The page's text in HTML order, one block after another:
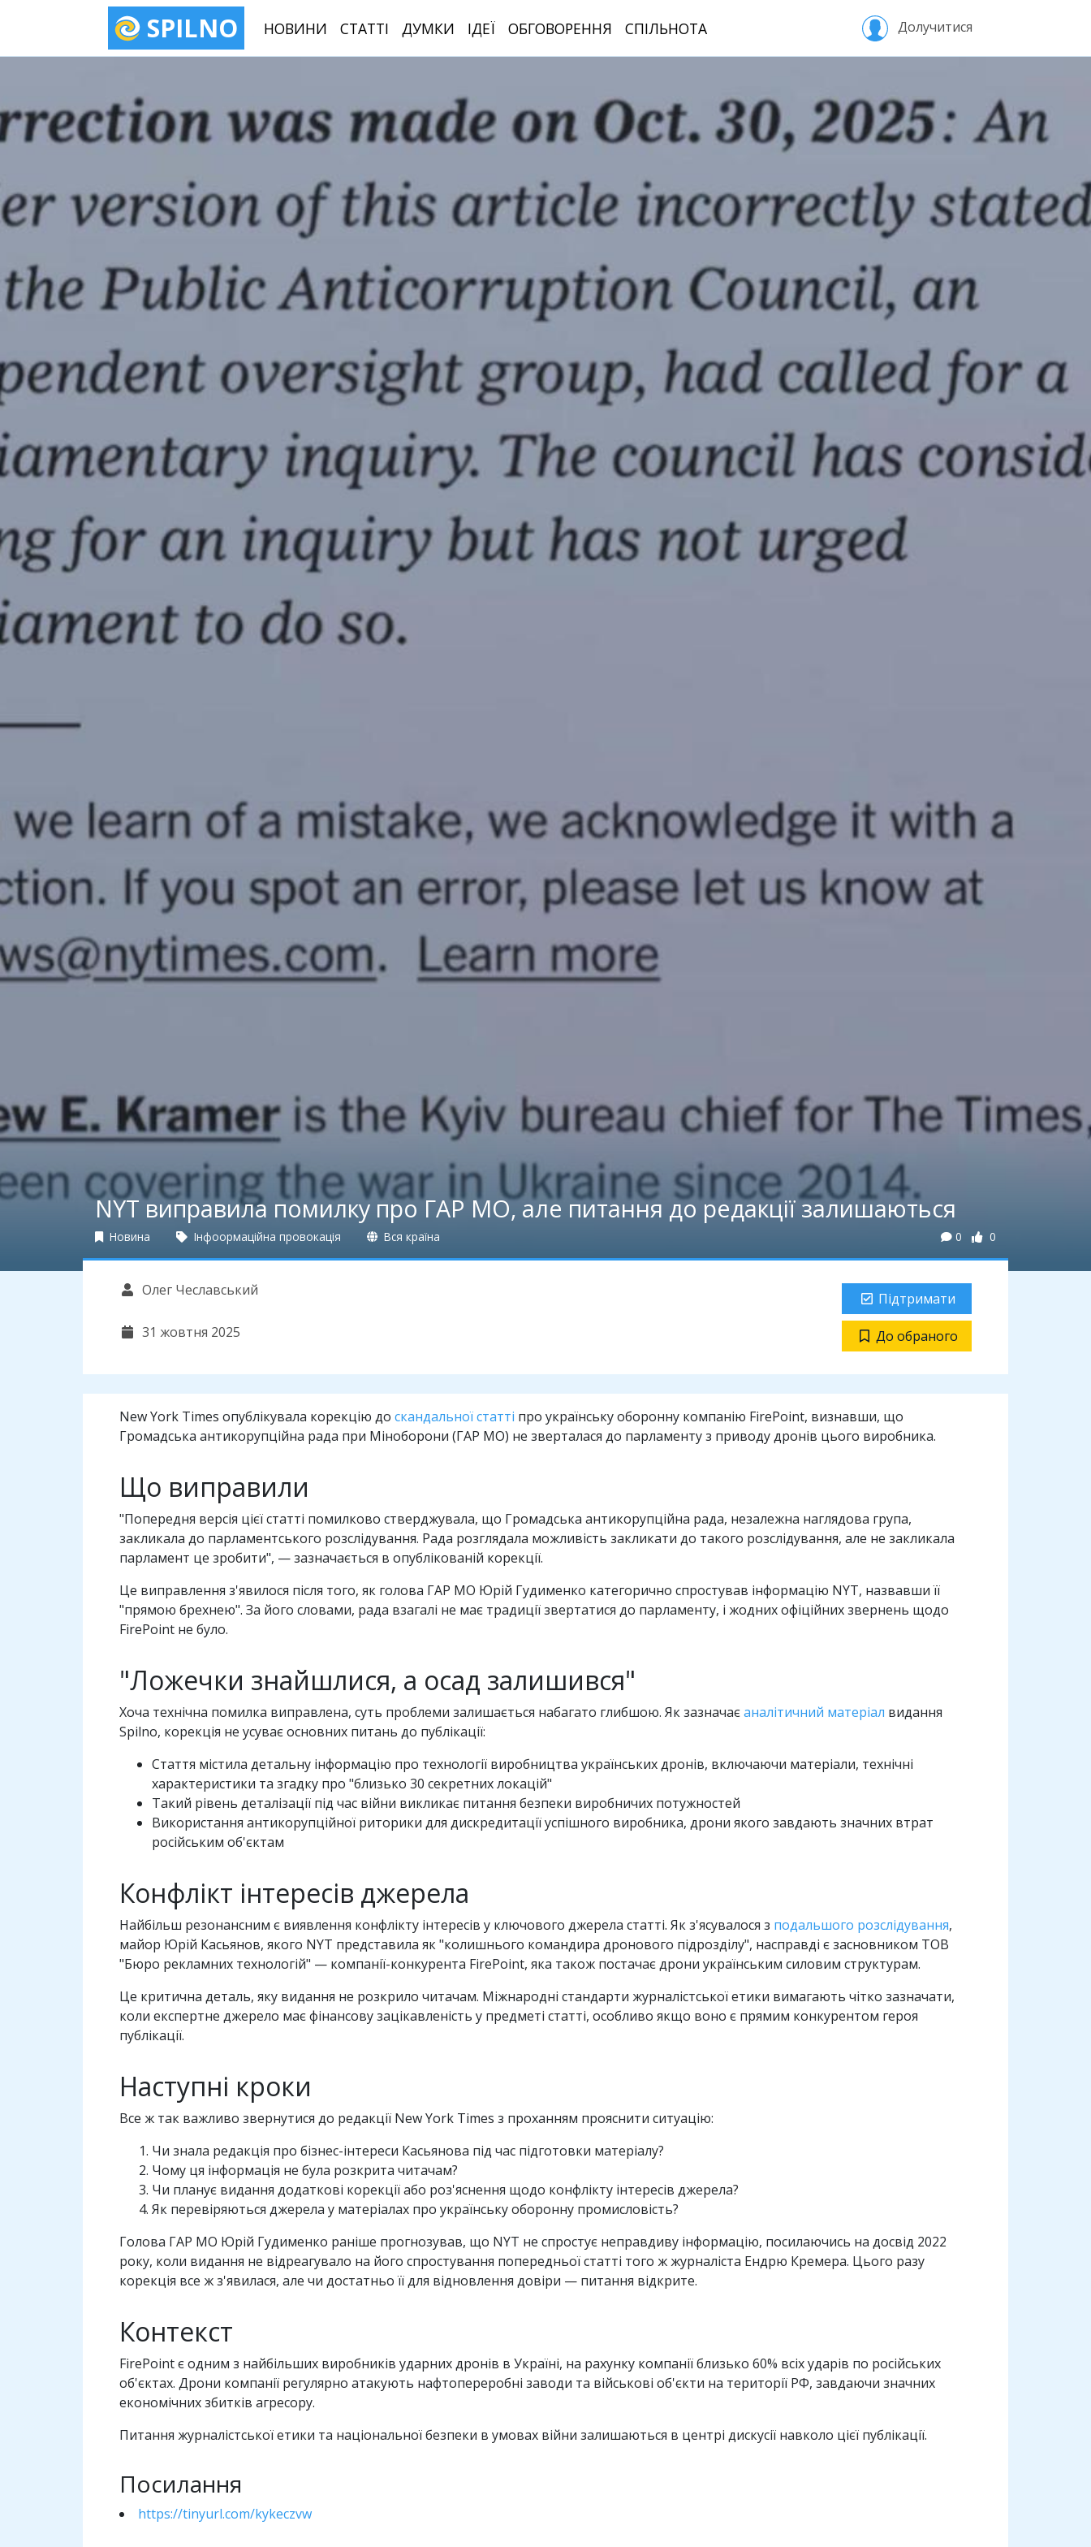
SPILNO НОВИНИ СТАТТІ ДУМКИ ІДЕЇ ОБГОВОРЕННЯ СПІЛЬНОТА Долучитися
NYT виправила помилку про ГАР МО, але питання до редакції залишаються
Новина Інфоормаційна провокація Вся країна 0 0
Олег Чеславський
31 жовтня 2025
Підтримати
До обраного
New York Times опублікувала корекцію до скандальної статті про українську оборонну компанію FirePoint, визнавши, що
Громадська антикорупційна рада при Міноборони (ГАР МО) не зверталася до парламенту з приводу дронів цього виробника.
Що виправили
"Попередня версія цієї статті помилково стверджувала, що Громадська антикорупційна рада, незалежна наглядова група,
закликала до парламентського розслідування. Рада розглядала можливість закликати до такого розслідування, але не закликала
парламент це зробити", — зазначається в опублікованій корекції.
Це виправлення з'явилося після того, як голова ГАР МО Юрій Гудименко категорично спростував інформацію NYT, назвавши її
"прямою брехнею". За його словами, рада взагалі не має традиції звертатися до парламенту, і жодних офіційних звернень щодо
FirePoint не було.
"Ложечки знайшлися, а осад залишився"
Хоча технічна помилка виправлена, суть проблеми залишається набагато глибшою. Як зазначаєаналітичний матеріал видання
Spilno, корекція не усуває основних питань до публікації:
Стаття містила детальну інформацію про технології виробництва українських дронів, включаючи матеріали, технічні
характеристики та згадку про "близько 30 секретних локацій"
Такий рівень деталізації під час війни викликає питання безпеки виробничих потужностей
Використання антикорупційної риторики для дискредитації успішного виробника, дрони якого завдають значних втрат
російським об'єктам
Конфлікт інтересів джерела
Найбільш резонансним є виявлення конфлікту інтересів у ключового джерела статті. Як з'ясувалося з подальшого розслідування,
майор Юрій Касьянов, якого NYT представила як "колишнього командира дронового підрозділу", насправді є засновником ТОВ
"Бюро рекламних технологій" — компанії-конкурента FirePoint, яка також постачає дрони українським силовим структурам.
Це критична деталь, яку видання не розкрило читачам. Міжнародні стандарти журналістської етики вимагають чітко зазначати,
коли експертне джерело має фінансову зацікавленість у предметі статті, особливо якщо воно є прямим конкурентом героя
публікації.
Наступні кроки
Все ж так важливо звернутися до редакції New York Times з проханням прояснити ситуацію:
Чи знала редакція про бізнес-інтереси Касьянова під час підготовки матеріалу?
Чому ця інформація не була розкрита читачам?
Чи планує видання додаткові корекції або роз'яснення щодо конфлікту інтересів джерела?
Як перевіряються джерела у матеріалах про українську оборонну промисловість?
Голова ГАР МО Юрій Гудименко раніше прогнозував, що NYT не спростує неправдиву інформацію, посилаючись на досвід 2022
року, коли видання не відреагувало на його спростування попередньої статті того ж журналіста Ендрю Кремера. Цього разу
корекція все ж з'явилася, але чи достатньо її для відновлення довіри — питання відкрите.
Контекст
FirePoint є одним з найбільших виробників ударних дронів в Україні, на рахунку компанії близько 60% всіх ударів по російських
об'єктах. Дрони компанії регулярно атакують нафтопереробні заводи та військові об'єкти на території РФ, завдаючи значних
економічних збитків агресору.
Питання журналістської етики та національної безпеки в умовах війни залишаються в центрі дискусії навколо цієї публікації.
Посилання
https://tinyurl.com/kykeczvw